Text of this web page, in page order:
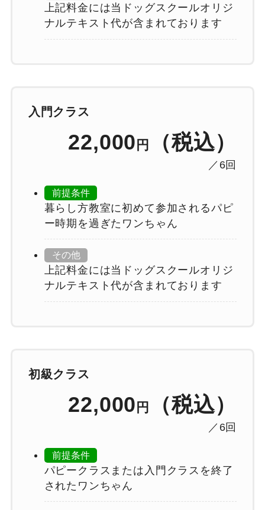
上記料金には当ドッグスクールオリジ
ナルテキスト代が含まれております
入門クラス
22,000 円 （税込）
／6回
前提条件
暮らし方教室に初めて参加されるパピ
ー時期を過ぎたワンちゃん
その他
上記料金には当ドッグスクールオリジ
ナルテキスト代が含まれております
初級クラス
22,000 円 （税込）
／6回
前提条件
パピークラスまたは入門クラスを終了
されたワンちゃん